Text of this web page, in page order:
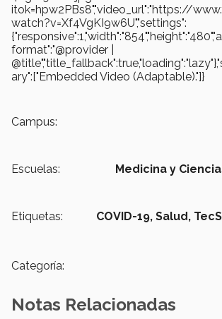
itok=hpw2PBs8","video_url":"https://
watch?v=Xf4VgKI9w6U","settings":
format":"@provider |
ary":["Embedded Video (Adaptable)."]}
Campus:
Escuelas: Medicina y
Etiquetas: COVID-19, Salud,
Categoría:
Notas Relacionadas